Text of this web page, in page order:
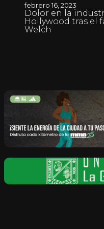
febrero 16, 2023
Dolor en la
Hollywood tras el
Welch